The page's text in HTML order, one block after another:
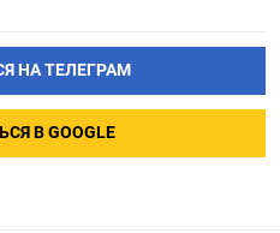
НА ТЕЛЕГРАМ
В GOOGLE